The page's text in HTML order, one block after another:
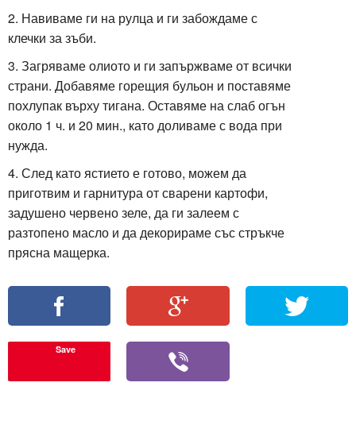
2. Навиваме ги на рулца и ги забождаме с
клечки за зъби.
3. Загряваме олиото и ги запържваме от всички
страни. Добавяме горещия бульон и поставяме
похлупак върху тигана. Оставяме на слаб огън
около 1 ч. и 20 мин., като доливаме с вода при
нужда.
4. След като ястието е готово, можем да
приготвим и гарнитура от сварени картофи,
задушено червено зеле, да ги залеем с
разтопено масло и да декорираме със стръкче
прясна мащерка.
Save